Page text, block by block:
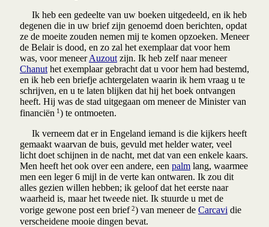
Ik heb een gedeelte van uw boeken uitgedeeld, en ik heb
degenen die in uw brief zijn genoemd doen berichten, opdat
ze de moeite zouden nemen mij te komen opzoeken. Meneer
de Belairis dood, en zo zal het exemplaar dat voor hem
was, voor meneerAuzout zijn. Ik heb zelf naar meneer
Chanut het exemplaar gebracht dat u voor hem had bestemd,
en ik heb een briefje achtergelaten waarin ik hem vraag u te
schrijven, en u te laten blijken dat hij het boek ontvangen
heeft. Hij was de stad uitgegaan om meneer de Minister van
financiën 1) te ontmoeten.
Ik verneem dat er in Engeland iemand is die kijkers heeft
gemaakt waarvan de buis, gevuld met helder water, veel
licht doet schijnen in de nacht, met dat van een enkele kaars.
Men heeft het ook over een andere, een palm lang, waarmee
men een leger 6 mijl in de verte kan ontwaren. Ik zou dit
alles gezien willen hebben; ik geloof dat het eerste naar
waarheid is, maar het tweede niet. Ik stuurde u met de
vorige gewone post een brief2) van meneer de Carcavi die
verscheidene mooie dingen bevat.